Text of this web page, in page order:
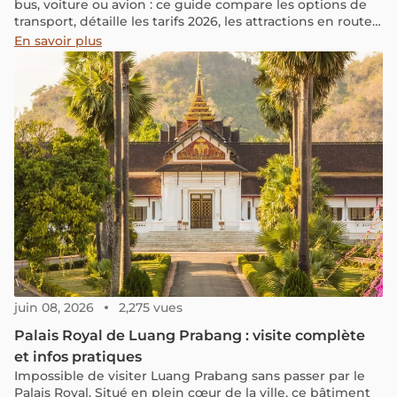
bus, voiture ou avion : ce guide compare les options de
transport, détaille les tarifs 2026, les attractions en route
et les conseils pratiques pour votre voyage au Laos.
En savoir plus
juin 08, 2026 2,275 vues
Palais Royal de Luang Prabang : visite complète
et infos pratiques
Impossible de visiter Luang Prabang sans passer par le
Palais Royal. Situé en plein cœur de la ville, ce bâtiment